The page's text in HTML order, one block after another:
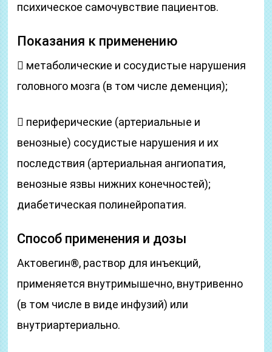
психическое самочувствие пациентов.
Показания к применению
 метаболические и сосудистые нарушения
головного мозга (в том числе деменция);
 периферические (артериальные и
венозные) сосудистые нарушения и их
последствия (артериальная ангиопатия,
венозные язвы нижних конечностей);
диабетическая полинейропатия.
Способ применения и дозы
Актовегин®, раствор для инъекций,
применяется внутримышечно, внутривенно
(в том числе в виде инфузий) или
внутриартериально.